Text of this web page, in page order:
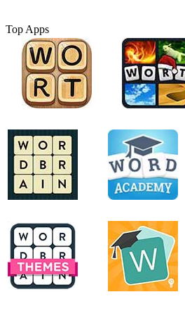
Top Apps